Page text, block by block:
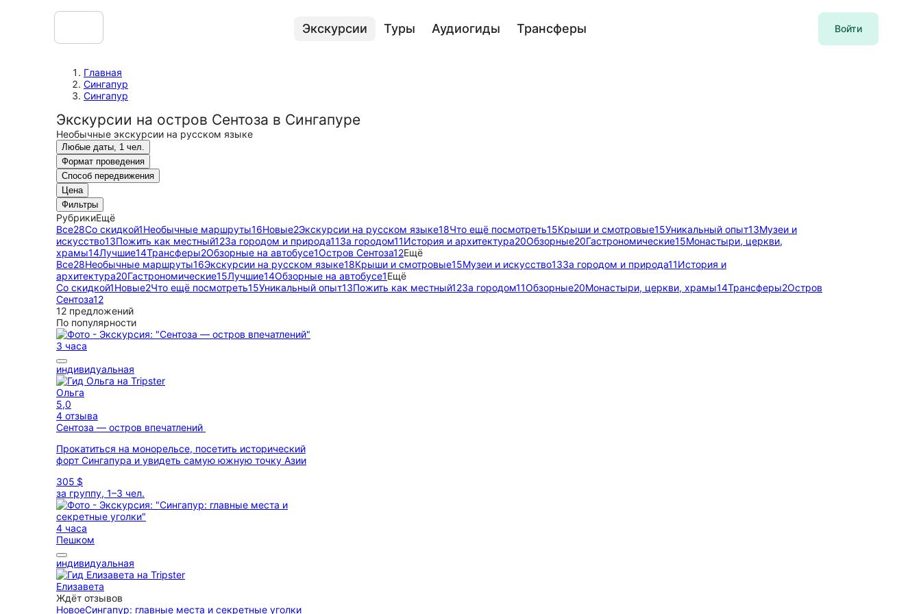
Экскурсии Туры Аудиогиды Трансферы Войти
Главная
Сингапур
Сингапур
Экскурсии на остров Сентоза в Сингапуре
Необычные экскурсии на русском языке
Любые даты, 1 чел.
Формат проведения
Способ передвижения
Цена
Фильтры
РубрикиЕщё
Все28Со скидкой1Необычные маршруты16Новые2Экскурсии на русском языке18Что ещё посмотреть15Крыши и смотровые15Уникальный опыт13Музеи и
искусство13Пожить как местный12За городом и природа11За городом11История и архитектура20Обзорные20Гастрономические15Монастыри, церкви,
храмы14Лучшие14Трансферы2Обзорные на автобусе1Остров Сентоза12Ещё
Все28Необычные маршруты16Экскурсии на русском языке18Крыши и смотровые15Музеи и искусство13За городом и природа11История и
архитектура20Гастрономические15Лучшие14Обзорные на автобусе1Ещё
Со скидкой1Новые2Что ещё посмотреть15Уникальный опыт13Пожить как местный12За городом11Обзорные20Монастыри, церкви, храмы14Трансферы2Остров
Сентоза12
12 предложений
По популярности
3 часа
индивидуальная
Ольга
5,0
4 отзыва
Сентоза — остров впечатлений
Прокатиться на монорельсе, посетить исторический
форт Сингапура и увидеть самую южную точку Азии
305 $
за группу, 1–3 чел.
4 часа
Пешком
индивидуальная
Елизавета
Ждёт отзывов
НовоеСингапур: главные места и секретные уголки